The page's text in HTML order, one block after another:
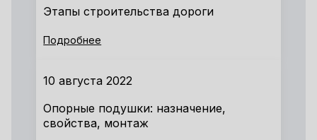
Этапы строительства дороги
Подробнее
10 августа 2022
Опорные подушки: назначение,
свойства, монтаж